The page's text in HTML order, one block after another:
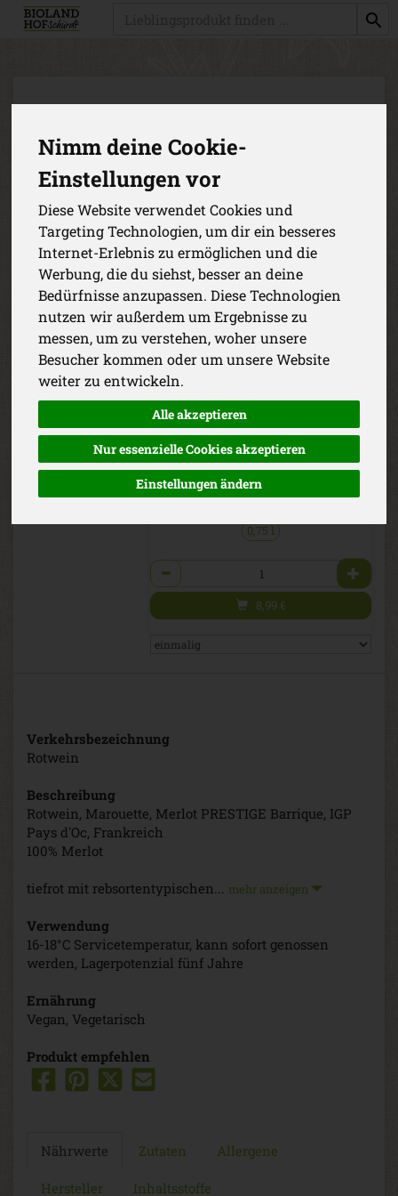
Nimm deine Cookie-
Einstellungen vor
Diese Website verwendet Cookies und
Targeting Technologien, um dir ein besseres
Internet-Erlebnis zu ermöglichen und die
Werbung, die du siehst, besser an deine
Bedürfnisse anzupassen. Diese Technologien
nutzen wir außerdem um Ergebnisse zu
messen, um zu verstehen, woher unsere
Besucher kommen oder um unsere Website
weiter zu entwickeln.
Alle akzeptieren
Nur essenzielle Cookies akzeptieren
Einstellungen ändern
La Marouette Prestige Merlot
rot Marouette Merlot PRESTIGE, IGP
Pays d'Oc, Frankreich
Jacques Frelin
Vignobles SAS L
EG-Bio
8,99 € * / 0,75 l
(11,98 € / Liter)
Mindestalter: 16 Jahre
0,75 l
Anzahl
8,99 €
Verkehrsbezeichnung
Rotwein
Beschreibung
Rotwein, Marouette, Merlot PRESTIGE Barrique, IGP
Pays d'Oc, Frankreich
100% Merlot
tiefrot mit rebsortentypischen... mehr anzeigen
Verwendung
16-18°C Servicetemperatur, kann sofort genossen
werden, Lagerpotenzial fünf Jahre
Ernährung
Vegan, Vegetarisch
Produkt empfehlen
Nährwerte Zutaten Allergene
Hersteller Inhaltsstoffe